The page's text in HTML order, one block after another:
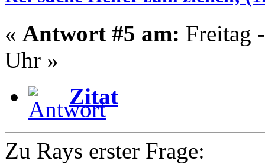
« Antwort #5 am: Freitag
Uhr »
Zitat
Zu Rays erster Frage: